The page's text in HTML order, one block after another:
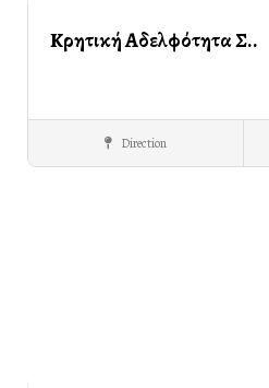
Κρητική Αδελφότητα Σ..
Direction